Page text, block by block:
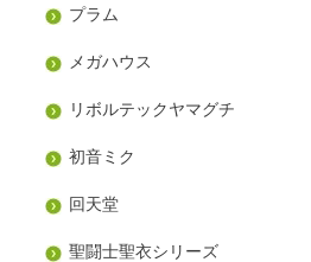
プラム
メガハウス
リボルテックヤマグチ
初音ミク
回天堂
聖闘士聖衣シリーズ